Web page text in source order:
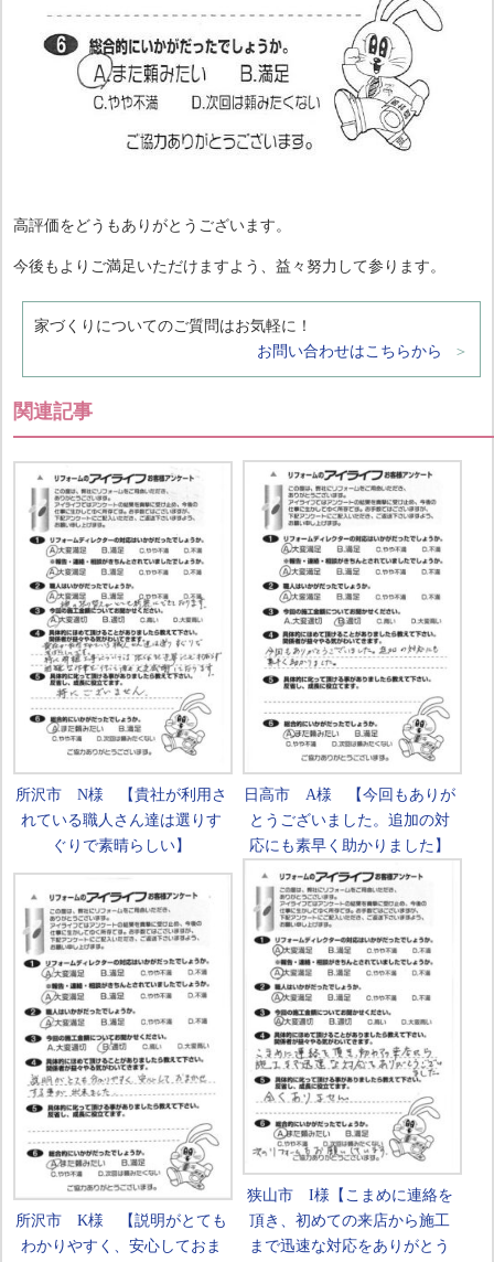
高評価をどうもありがとうございます。
今後もよりご満足いただけますよう、益々努力して参ります。
家づくりについてのご質問はお気軽に！
お問い合わせはこちらから
関連記事
所沢市 N様 【貴社が利用さ
れている職人さん達は選りす
ぐりで素晴らしい】
日高市 A様 【今回もありが
とうございました。追加の対
応にも素早く助かりました】
所沢市 K様 【説明がとても
わかりやすく、安心しておま
狭山市 I様【こまめに連絡を
頂き、初めての来店から施工
まで迅速な対応をありがとう